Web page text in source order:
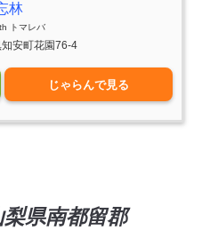
林
トマレバ
安町花園76-4
じゃらんで見る
県南都留郡